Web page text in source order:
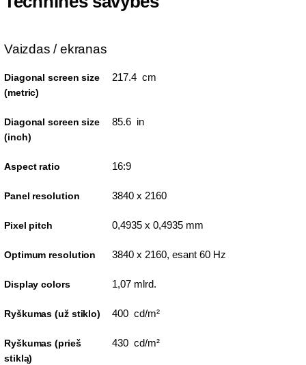
Vaizdas / ekranas
Diagonal screen size
(metric)
217.4 cm
Diagonal screen size
(inch)
85.6 in
Aspect ratio 16:9
Panel resolution 3840 x 2160
Pixel pitch 0,4935 x 0,4935 mm
Optimum resolution 3840 x 2160, esant 60 Hz
Display colors 1,07 mlrd.
Ryškumas (už stiklo) 400 cd/m²
Ryškumas (prieš
stiklą)
430 cd/m²